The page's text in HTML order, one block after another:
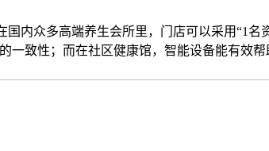
内众多高端养生会所里，门店可以采用“1名
致性；而在社区健康馆，智能设备能有效帮